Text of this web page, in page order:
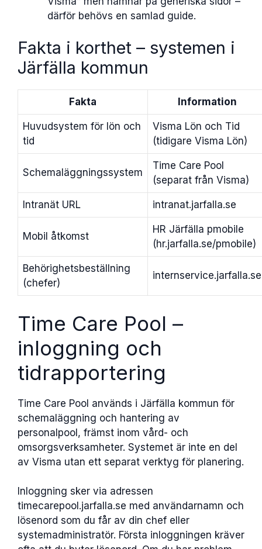
därför behövs en samlad guide.
Fakta i korthet – systemen i
Järfälla kommun
Fakta Information
Huvudsystem för lön och
tid
Visma Lön och Tid
(tidigare Visma Lön)
Schemaläggningssystem
Time Care Pool
(separat från Visma)
Intranät URL intranat.jarfalla.se
Mobil åtkomst
HR Järfälla pmobile
(hr.jarfalla.se/pmobile)
Behörighetsbeställning
(chefer)
internservice.jarfalla.se
Time Care Pool –
inloggning och
tidrapportering
Time Care Pool används i Järfälla kommun för
schemaläggning och hantering av
personalpool, främst inom vård- och
omsorgsverksamheter. Systemet är inte en del
av Visma utan ett separat verktyg för planering.
Inloggning sker via adressen
timecarepool.jarfalla.se med användarnamn och
lösenord som du får av din chef eller
systemadministratör. Första inloggningen kräver